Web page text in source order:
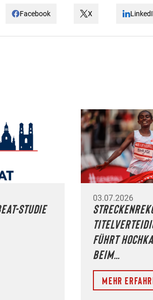
Facebook X
Studie
03.07.2026
führt
beim…
Mehr